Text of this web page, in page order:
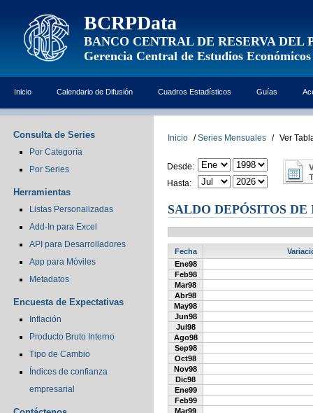
BCRPData
BANCO CENTRAL DE RESERVA DEL
Gerencia Central de Estudios Económicos
Inicio Calendario de Difusión Cuadros Estadísticos Guías
Consulta de Series
Por Categoría
Por Series
Herramientas
Listas Personalizadas
Add-In para Excel
API para Desarrolladores
App para Móviles
Metadatos
Encuesta de Expectativas
Inflación
Producto Bruto Interno
Tipo de Cambio
Índices de confianza
empresarial
Inicio / Series Mensuales / Ver
Desde:
Hasta:
SALDO DEPÓSITOS
Fecha
Ene98
Feb98
Mar98
Abr98
May98
Jun98
Jul98
Ago98
Sep98
Oct98
Nov98
Dic98
Ene99
Feb99
Mar99